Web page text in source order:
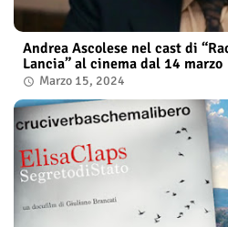
Andrea Ascolese nel cast di
Lancia” al cinema dal 14 marzo
Marzo 15, 2024